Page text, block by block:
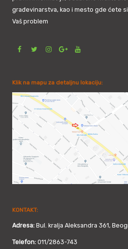
građevinarstva, kao i mesto gde ćete
Vaš problem
Klik na mapu za detaljnu lokaciju:
KONTAKT:
Adresa: Bul. kralja Aleksandra 361,
Telefon: 011/2863-743